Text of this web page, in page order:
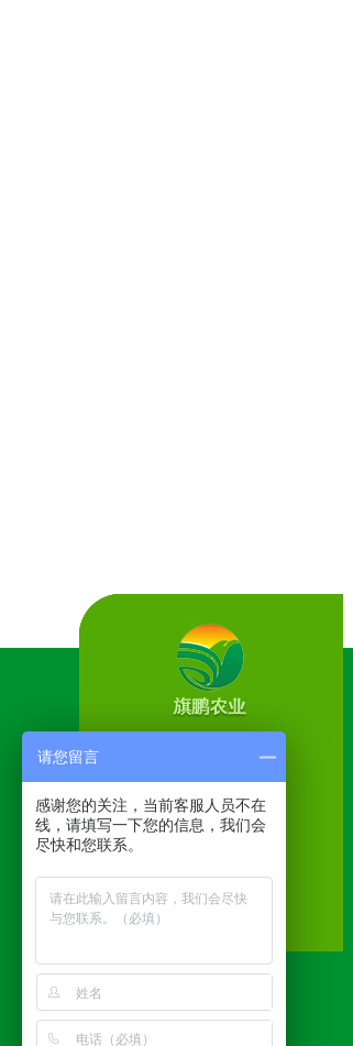
请您留言
感谢您的关注，当前客服人员不在
线，请填写一下您的信息，我们会
尽快和您联系。